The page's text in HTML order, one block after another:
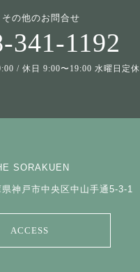
その他のお問合せ
341-1192
/ 休日 9:00〜19:00 水曜日定休
SORAKUEN
県神戸市中央区中山手通5-3-1
ACCESS